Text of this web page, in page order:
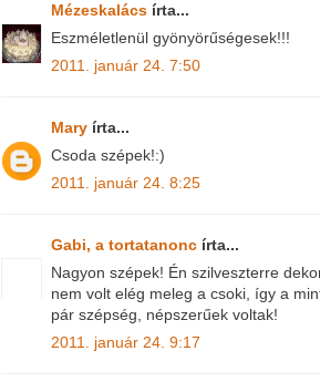
Mézeskalács írta...
Eszméletlenül gyönyörűségesek!!!
2011. január 24. 7:50
Mary írta...
Csoda szépek!:)
2011. január 24. 8:25
Gabi, a tortatanonc írta...
Nagyon szépek! Én szilveszterre
nem volt elég meleg a csoki, így a
pár szépség, népszerűek voltak!
2011. január 24. 9:17